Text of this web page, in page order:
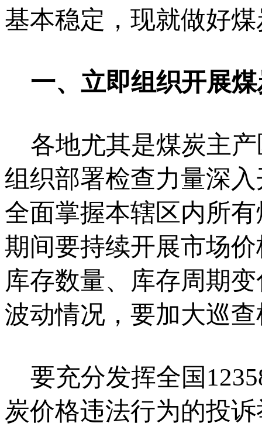
基本稳定，现就做好
一、立即组织开展
各地尤其是煤炭主产
组织部署检查力量深
全面掌握本辖区内所
期间要持续开展市场
库存数量、库存周期
波动情况，要加大巡
要充分发挥全国
炭价格违法行为的投